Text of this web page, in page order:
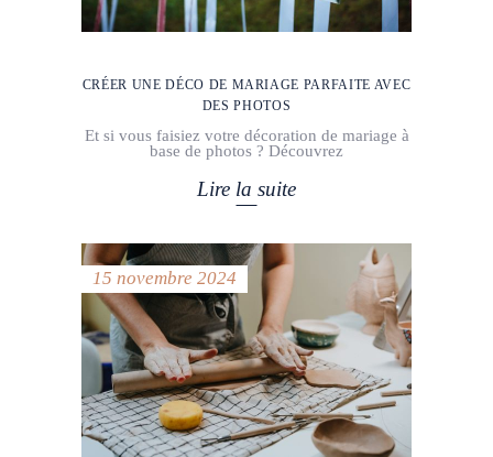
CRÉER UNE DÉCO DE MARIAGE PARFAITE AVEC
DES PHOTOS
Et si vous faisiez votre décoration de mariage à
base de photos ? Découvrez
Lire la suite
15 novembre 2024